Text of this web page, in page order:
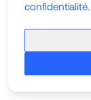
confidentialité.